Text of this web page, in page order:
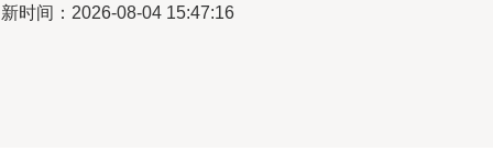
时间：2026-08-04 15:47:16